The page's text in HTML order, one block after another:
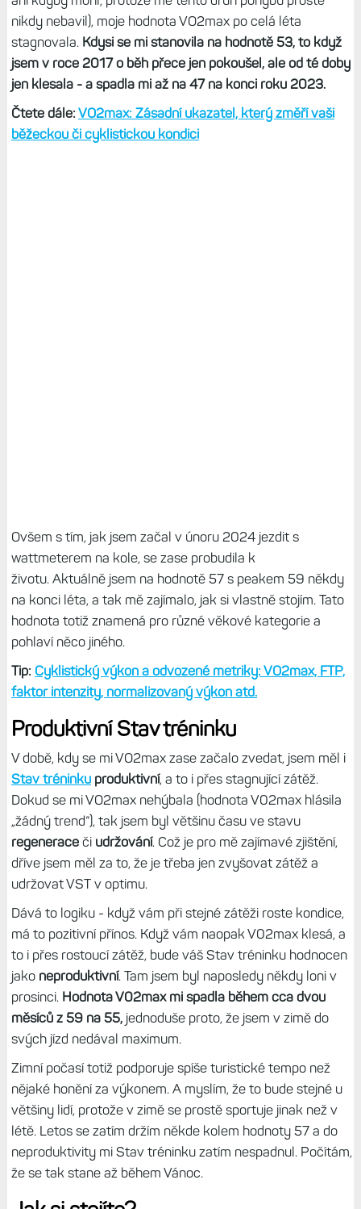
nikdy nebavil), moje hodnota VO2max po celá léta
stagnovala. Kdysi se mi stanovila na hodnotě 53, to když
jsem v roce 2017 o běh přece jen pokoušel, ale od té doby
jen klesala - a spadla mi až na 47 na konci roku 2023.
Čtete dále: VO2max: Zásadní ukazatel, který změří vaši
běžeckou či cyklistickou kondici
Ovšem s tím, jak jsem začal v únoru 2024 jezdit s
wattmeterem na kole, se zase probudila k
životu. Aktuálně jsem na hodnotě 57 s peakem 59 někdy
na konci léta, a tak mě zajímalo, jak si vlastně stojím. Tato
hodnota totiž znamená pro různé věkové kategorie a
pohlaví něco jiného.
Tip: Cyklistický výkon a odvozené metriky: VO2max, FTP,
faktor intenzity, normalizovaný výkon atd.
Produktivní Stav tréninku
V době, kdy se mi VO2max zase začalo zvedat, jsem měl i
Stav tréninku produktivní, a to i přes stagnující zátěž.
Dokud se mi VO2max nehýbala (hodnota V02max hlásila
„žádný trend“), tak jsem byl většinu času ve stavu
regeneraceči udržování. Což je pro mě zajímavé zjištění,
dříve jsem měl za to, že je třeba jen zvyšovat zátěž a
udržovat VST v optimu.
Dává to logiku - když vám při stejné zátěži roste kondice,
má to pozitivní přínos. Když vám naopak V02max klesá, a
to i přes rostoucí zátěž, bude váš Stav tréninku hodnocen
jako neproduktivní. Tam jsem byl naposledy někdy loni v
prosinci. Hodnota V02max mi spadla během cca dvou
měsíců z 59 na 55, jednoduše proto, že jsem v zimě do
svých jízd nedával maximum.
Zimní počasí totiž podporuje spíše turistické tempo než
nějaké honění za výkonem. A myslím, že to bude stejné u
většiny lidí, protože v zimě se prostě sportuje jinak než v
létě. Letos se zatím držím někde kolem hodnoty 57 a do
neproduktivity mi Stav tréninku zatím nespadnul. Počítám,
že se tak stane až během Vánoc.